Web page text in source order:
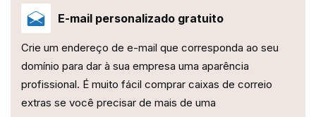
E-mail personalizado gratuito
Crie um endereço de e-mail que corresponda ao seu
domínio para dar à sua empresa uma aparência
profissional. É muito fácil comprar caixas de correio
extras se você precisar de mais de uma